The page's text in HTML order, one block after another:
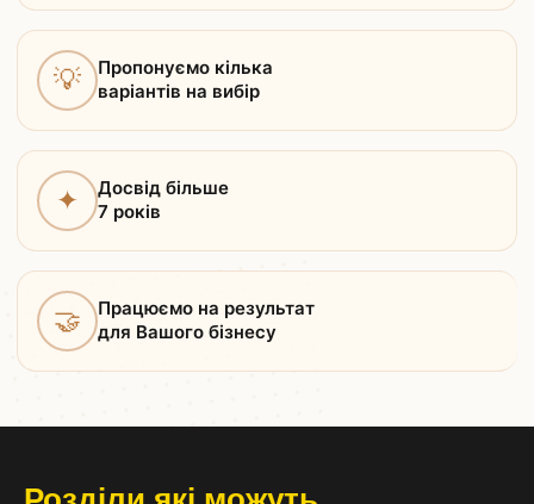
💡
Пропонуємо кілька
варіантів на вибір
✦
Досвід більше
7 років
🤝
Працюємо на результат
для Вашого бізнесу